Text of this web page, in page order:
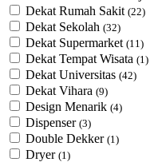
Dekat Rumah Sakit (22)
Dekat Sekolah (32)
Dekat Supermarket (11)
Dekat Tempat Wisata (1)
Dekat Universitas (42)
Dekat Vihara (9)
Design Menarik (4)
Dispenser (3)
Double Dekker (1)
Dryer (1)